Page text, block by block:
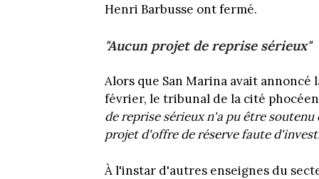
Henri Barbusse ont fermé.
"Aucun projet de reprise sérieux"
Alors que San Marina avait annoncé
février, le tribunal de la cité
de reprise sérieux n'a pu être
projet d'offre de réserve faute
À l'instar d'autres enseignes du